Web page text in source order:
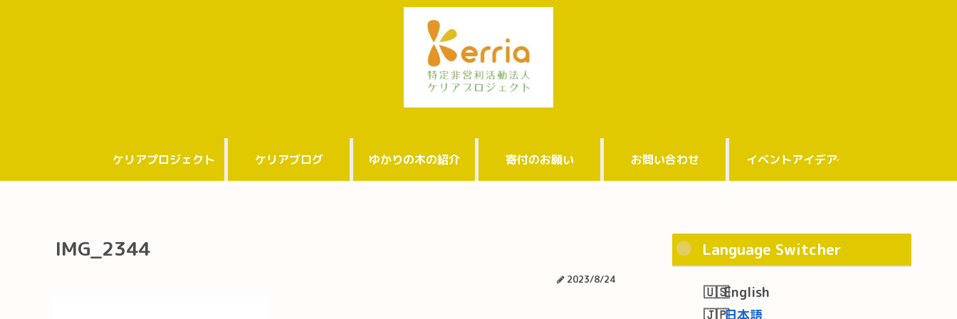
ケリアプロジェクト ケリアブログ ゆかりの木の紹介 寄付のお願い お問い合わせ イベントアイデア
IMG_2344
2023/8/24
Language Switcher
English
日本語